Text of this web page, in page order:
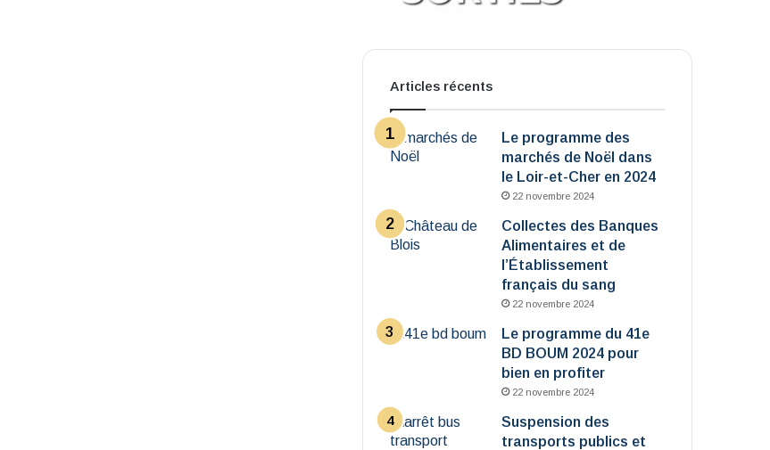
Articles récents
Le programme des
marchés de Noël dans
le Loir-et-Cher en 2024
22 novembre 2024
Collectes des Banques
Alimentaires et de
l’Établissement
français du sang
22 novembre 2024
Le programme du 41e
BD BOUM 2024 pour
bien en profiter
22 novembre 2024
Suspension des
transports publics et